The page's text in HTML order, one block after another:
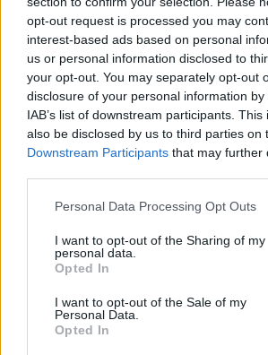
opt-out request is processed you may
interest-based ads based on personal
us or personal information disclosed to
your opt-out. You may separately opt-out
disclosure of your personal information
IAB’s list of downstream participants.
also be disclosed by us to third parties on
Downstream Participants that may further
Personal Data Processing Opt Outs
I want to opt-out of the Sharing of my
personal data.
Opted In
I want to opt-out of the Sale of my
Personal Data.
Opted In
Dmitri Rashevski, Ivan Didkovski
Moskova), Nikita Tertyshni (Traktor),
Svetshkov, Marat Khusnutdinov, Matvei
SKA), Ilja Fedotov (Torpedo), Nikita
Tjutnev (Lokomotiv), Vasili Ponomarjov
Edellinen artikkeli
Saadaanko NHL:ään jälleen